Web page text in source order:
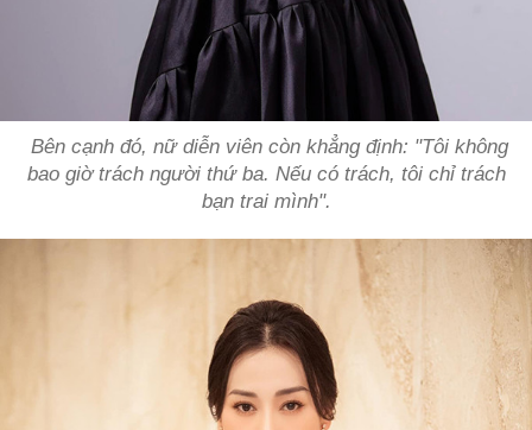
Bên cạnh đó, nữ diễn viên còn khẳng định: "Tôi không
bao giờ trách người thứ ba. Nếu có trách, tôi chỉ trách
bạn trai mình".